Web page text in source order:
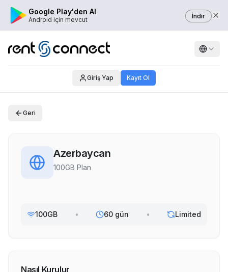
Google Play'den Al
Android için mevcut İndir
Giriş Yap Kayıt Ol
Geri
Azerbaycan
100GB Plan
100GB • 60 gün • Limited
Nasıl Kurulur